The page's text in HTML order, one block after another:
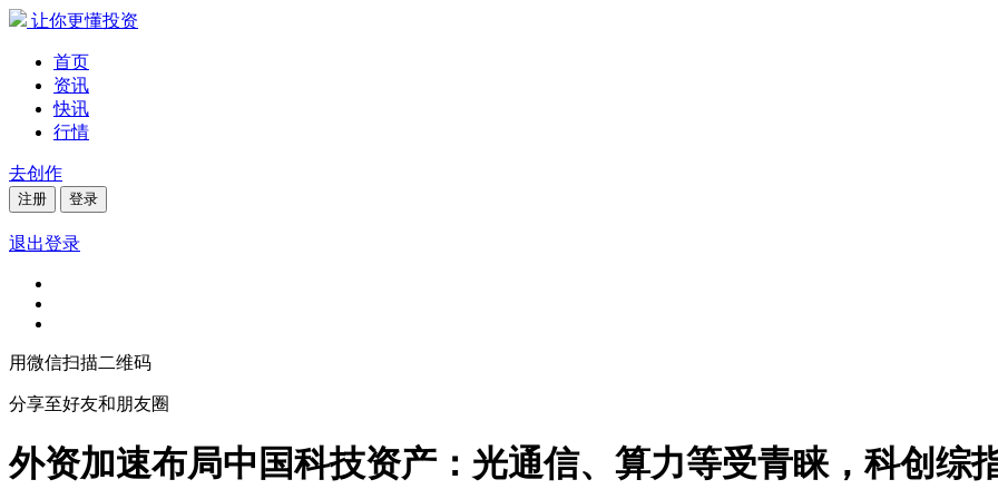
让你更懂投资
首页
资讯
快讯
行情
去创作
注册 登录
退出登录
用微信扫描二维码
分享至好友和朋友圈
外资加速布局中国科技资产：光通信、算力等受青睐，科创综